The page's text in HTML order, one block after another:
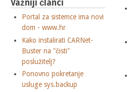
Važniji članci
Portal za sistemce ima novi
dom - www.hr
Kako instalirati CARNet-
Buster na "čisti"
poslužitelj?
Ponovno pokretanje
usluge sys.backup